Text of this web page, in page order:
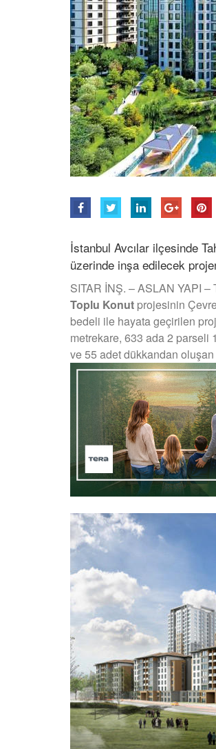
İstanbul Avcılar ilçesinde
üzerinde inşa edilecek
SITAR İNŞ. – ASLAN YAPI –
Toplu Konut projesinin
bedeli ile hayata geçirilen
metrekare, 633 ada 2 parseli
ve 55 adet dükkandan oluşan